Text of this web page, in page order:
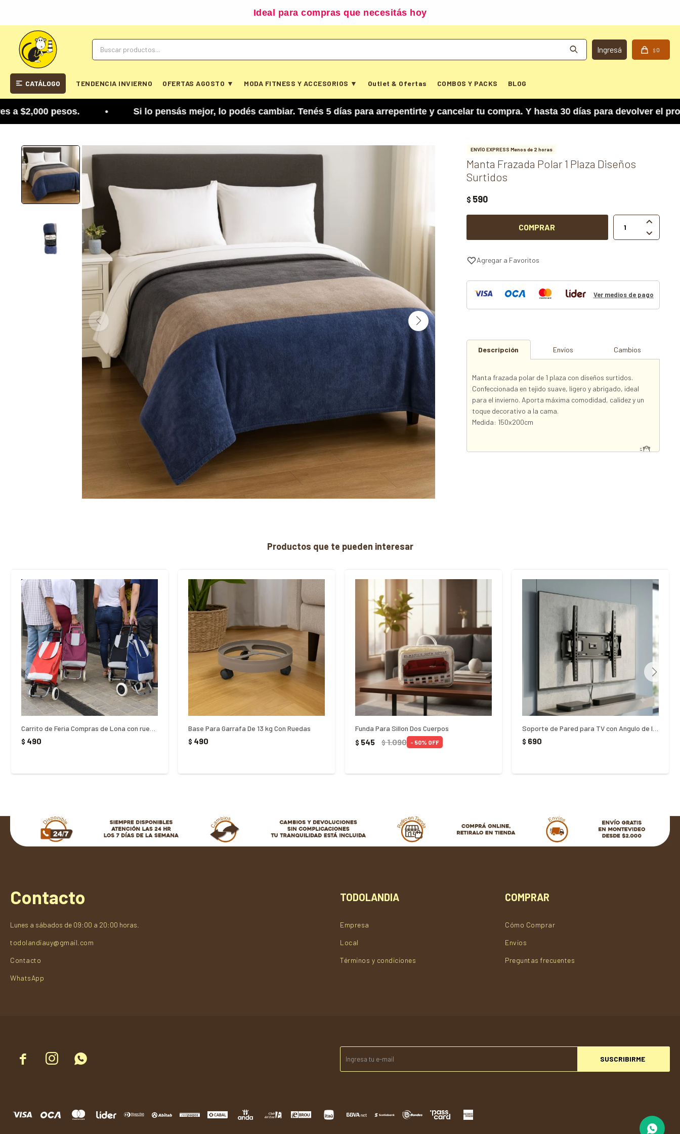
Ideal para compras que necesitás hoy
CATÁLOGO TENDENCIA INVIERNO OFERTAS AGOSTO ▼ MODA FITNESS Y ACCESORIOS ▼ Outlet & Ofertas COMBOS Y PACKS BLOG
$ 0
pesos. • Si lo pensás mejor, lo podés cambiar. Tenés 5 días para arrepentirte y cancelar tu compra. Y hasta 30 días para devolver el
ENVÍO EXPRESS Menos de 2 horas
Manta Frazada Polar 1 Plaza Diseños
Surtidos
$ 590
COMPRAR


Ver medios de pago
Descripción Envíos Cambios
Manta frazada polar de 1 plaza con diseños surtidos.
Confeccionada en tejido suave, ligero y abrigado, ideal
para el invierno. Aporta máxima comodidad, calidez y un
toque decorativo a la cama.
Medida: 150x200cm
Productos que te pueden interesar
$ 490
Base Para Garrafa De 13 kg Con Ruedas
$ 490
Funda Para Sillon Dos Cuerpos
$ 545 $1.090 50 $ 690
   SUSCRIBIRME
Contacto
Lunes a sábados de 09:00 a 20:00 horas.
todolandiauy@gmail.com
Contacto
WhatsApp
TODOLANDIA
Empresa
Local
Términos y condiciones
COMPRAR
Cómo Comprar
Envios
Preguntas frecuentes